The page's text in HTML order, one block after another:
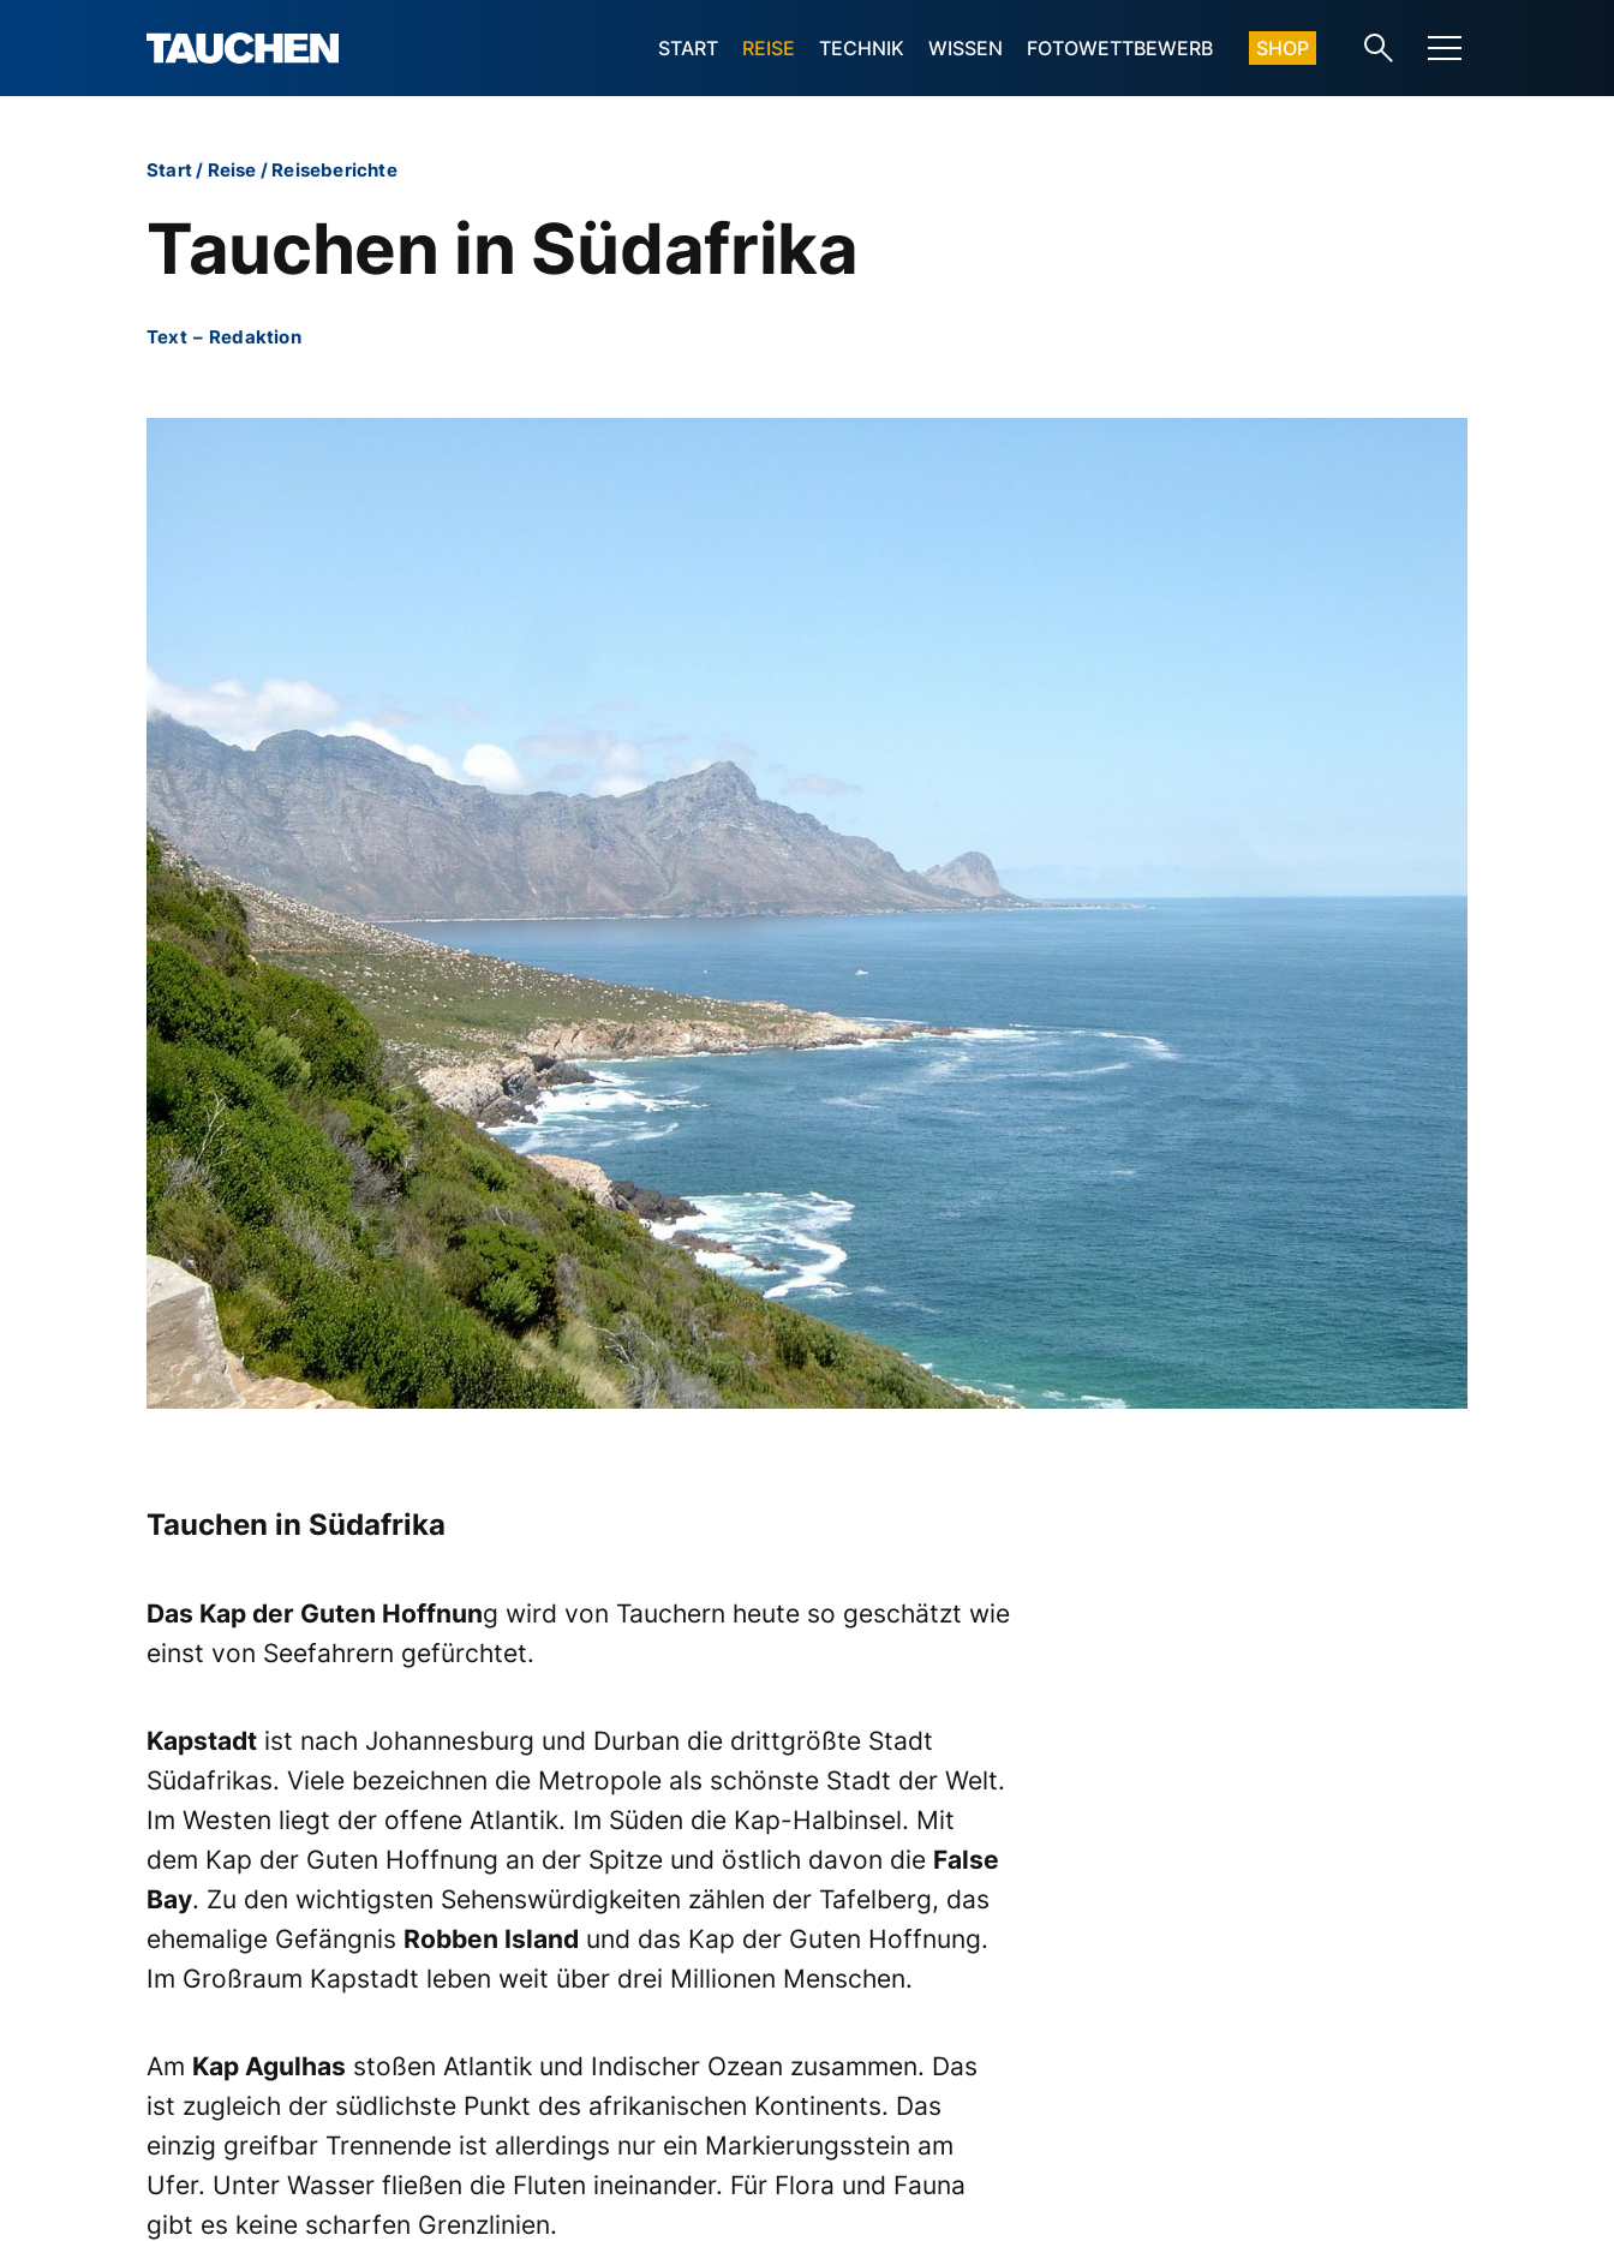
START REISE TECHNIK WISSEN FOTOWETTBEWERB SHOP
Start/ Reise / Reiseberichte
Tauchen in Südafrika
Text – Redaktion
Tauchen in Südafrika
Das Kap der Guten Hoffnung wird von Tauchern heute so geschätzt wie
einst von Seefahrern gefürchtet.
Kapstadt ist nach Johannesburg und Durban die drittgrößte Stadt
Südafrikas. Viele bezeichnen die Metropole als schönste Stadt der Welt.
Im Westen liegt der offene Atlantik. Im Süden die Kap-Halbinsel. Mit
dem Kap der Guten Hoffnung an der Spitze und östlich davon die False
Bay. Zu den wichtigsten Sehenswürdigkeiten zählen der Tafelberg, das
ehemalige Gefängnis Robben Island und das Kap der Guten Hoffnung.
Im Großraum Kapstadt leben weit über drei Millionen Menschen.
Am Kap Agulhas stoßen Atlantik und Indischer Ozean zusammen. Das
ist zugleich der südlichste Punkt des afrikanischen Kontinents. Das
einzig greifbar Trennende ist allerdings nur ein Markierungsstein am
Ufer. Unter Wasser fließen die Fluten ineinander. Für Flora und Fauna
gibt es keine scharfen Grenzlinien.